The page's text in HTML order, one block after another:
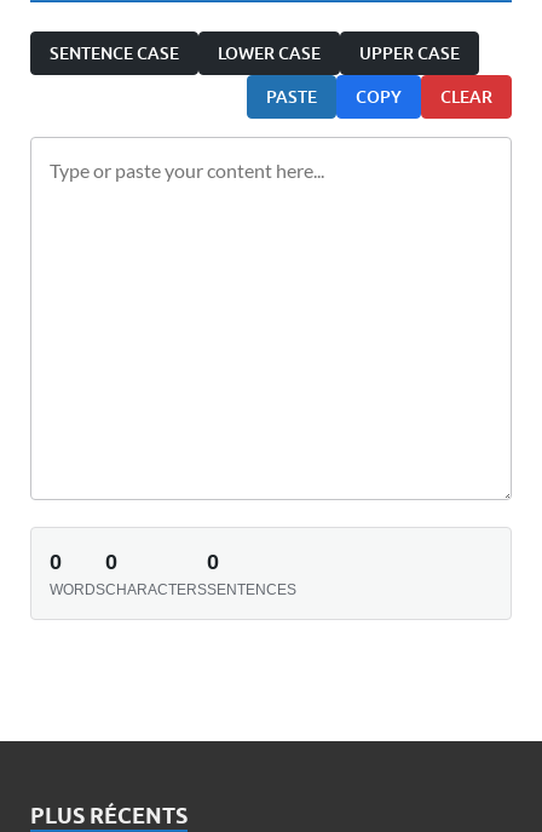
SENTENCE CASE LOWER CASE UPPER CASE
PASTE COPY CLEAR
0
WORDS
0
CHARACTERS
0
SENTENCES
PLUS RÉCENTS